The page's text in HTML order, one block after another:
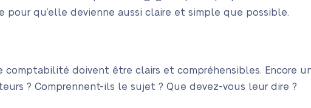
pour qu’elle devienne aussi claire et simple que possible.
comptabilité doivent être clairs et compréhensibles. Encore
? Comprennent-ils le sujet ? Que devez-vous leur dire ?